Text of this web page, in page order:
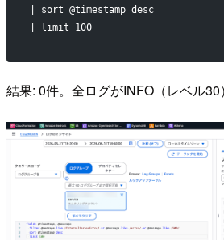
| sort @timestamp desc
| limit 100
結果: 0件。全ログがINFO（レベル30